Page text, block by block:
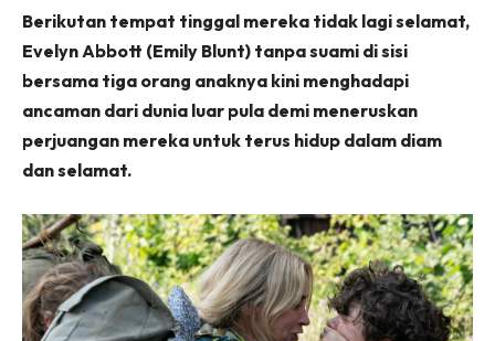
(Twitter)
Berikutan tempat tinggal mereka tidak lagi selamat,
Evelyn Abbott (Emily Blunt) tanpa suami di sisi
bersama tiga orang anaknya kini menghadapi
ancaman dari dunia luar pula demi meneruskan
perjuangan mereka untuk terus hidup dalam diam
dan selamat.